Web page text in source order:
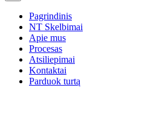
Pagrindinis
NT Skelbimai
Apie mus
Procesas
Atsiliepimai
Kontaktai
Parduok turtą